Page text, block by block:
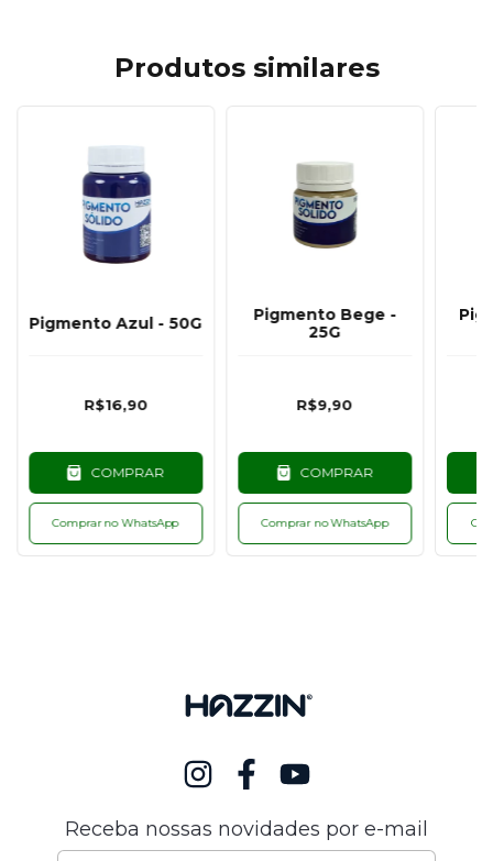
Produtos similares
Pigmento Azul - 50G
R$16,90
COMPRAR
Comprar no WhatsApp
Pigmento Bege -
25G
R$9,90
COMPRAR
Comprar no WhatsApp
Receba nossas novidades por e-mail